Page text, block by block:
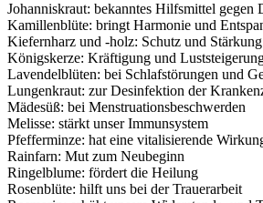
Johanniskraut: bekanntes Hilfsmittel gegen
Kamillenblüte: bringt Harmonie und
Kiefernharz und -holz: Schutz und
Königskerze: Kräftigung und
Lavendelblüten: bei Schlafstörungen und
Lungenkraut: zur Desinfektion der
Mädesüß: bei Menstruationsbeschwerden
Melisse: stärkt unser Immunsystem
Pfefferminze: hat eine vitalisierende
Rainfarn: Mut zum Neubeginn
Ringelblume: fördert die Heilung
Rosenblüte: hilft uns bei der Trauerarbeit